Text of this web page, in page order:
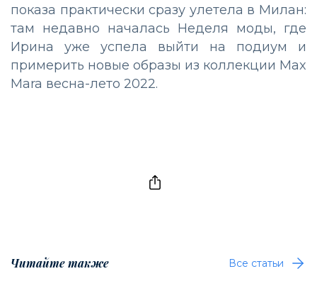
показа практически сразу улетела в Милан:
там недавно началась Неделя моды, где
Ирина уже успела выйти на подиум и
примерить новые образы из коллекции Max
Mara весна-лето 2022.
Читайте также Все статьи